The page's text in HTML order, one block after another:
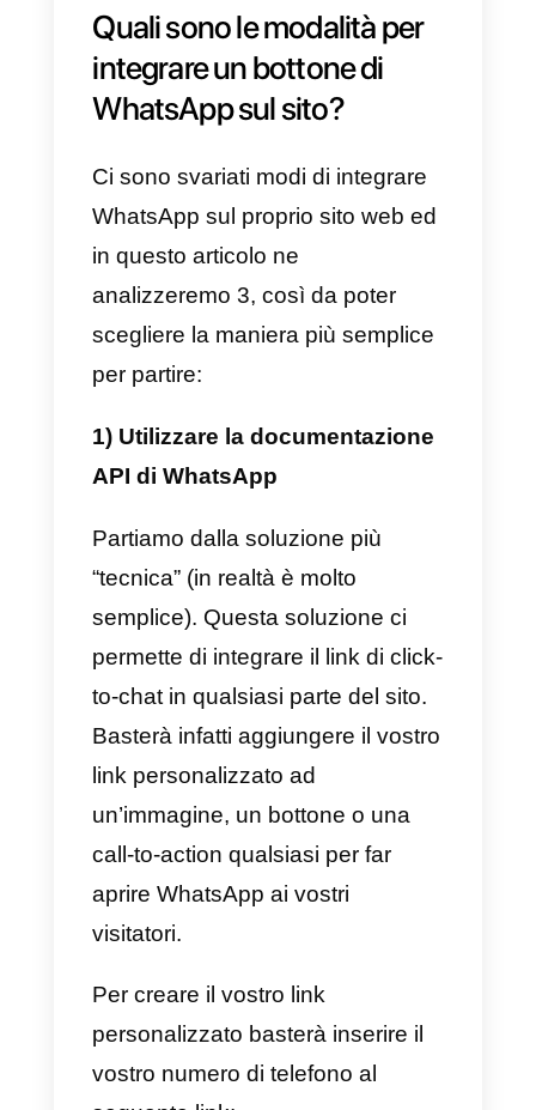
aprire una nuova chat
sull’applicazione direttamente
nella schermata della vostra
pagina diWhatsApp Business
se non ne avete una, sul vostro
numero di telefono già compilato.
In questo modo, l’utente non
conversazione (l’utente vi
Quali sono le modalità per
integrare un bottone di
WhatsApp sul sito?
Ci sono svariati modi di integrare
WhatsApp sul proprio sito web ed
in questo articolo ne
analizzeremo 3, così da poter